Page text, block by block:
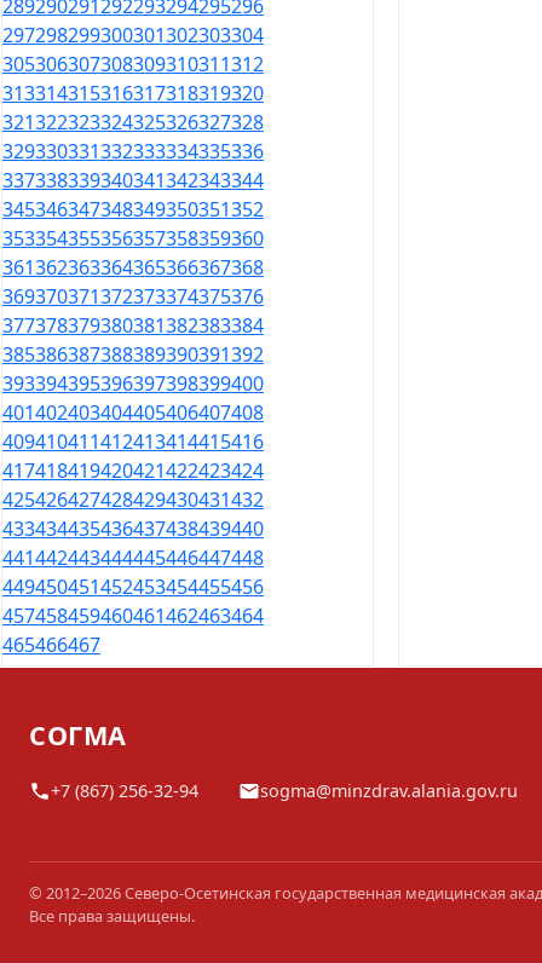
289290291292293294295296
297298299300301302303304
305306307308309310311312
313314315316317318319320
321322323324325326327328
329330331332333334335336
337338339340341342343344
345346347348349350351352
353354355356357358359360
361362363364365366367368
369370371372373374375376
377378379380381382383384
385386387388389390391392
393394395396397398399400
401402403404405406407408
409410411412413414415416
417418419420421422423424
425426427428429430431432
433434435436437438439440
441442443444445446447448
449450451452453454455456
457458459460461462463464
465466467
СОГМА
+7 (867) 256-32-94 sogma@minzdrav.alania.gov.ru
© 2012–2026 Северо-Осетинская государственная медицинская
Все права защищены.